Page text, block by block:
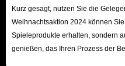
Kurz gesagt, nutzen Sie die
Weihnachtsaktion 2024 können
Spieleprodukte erhalten, sondern
genießen, das Ihren Prozess der